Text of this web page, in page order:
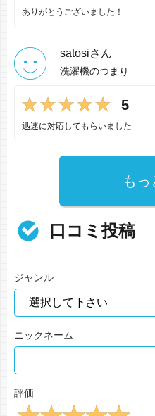
ありがとうございました！
satosiさん
洗濯機のつまり
5
迅速に対応してもらいました
もっ
口コミ投稿
ジャンル
ニックネーム
評価